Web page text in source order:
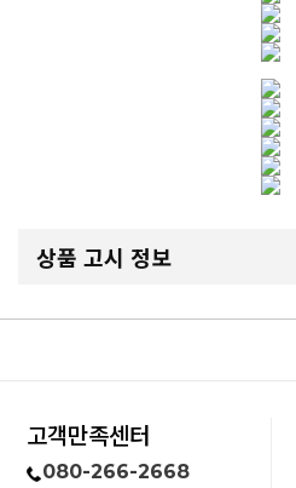
상품 고시 정보
고객만족센터
080-266-2668